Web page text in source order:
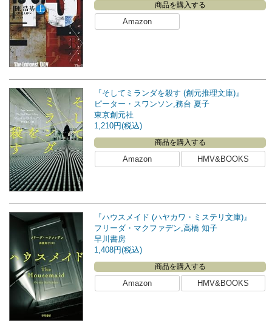
商品を購入する
Amazon
『そしてミランダを殺す (創元推理文庫)』
ピーター・スワンソン,務台 夏子
東京創元社
1,210円(税込)
商品を購入する
Amazon HMV&BOOKS
『ハウスメイド (ハヤカワ・ミステリ文庫)』
フリーダ・マクファデン,高橋 知子
早川書房
1,408円(税込)
商品を購入する
Amazon HMV&BOOKS